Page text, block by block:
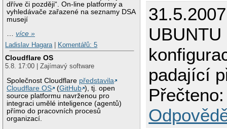
dříve či později“. On-line platformy a
vyhledávače zařazené na seznamy DSA
musejí
…více »
Ladislav Hagara
Komentářů: 5
Cloudflare OS
5.8. 17:00 | Zajímavý software
Společnost Cloudflare představila
Cloudflare OS
(GitHub ), tj. open
source platformu navrženou pro
integraci umělé inteligence (agentů)
přímo do pracovních procesů
organizací.
UBUNTU
padající